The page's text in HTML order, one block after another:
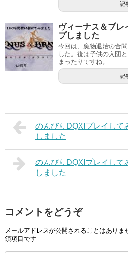
記
ヴィーナス＆ブレ
プしました
今回は、魔物退治の合
した。後は子供の入団
まったりですね。
記
のんびりDQXIプレイし
しました
のんびりDQXIプレイし
しました
コメントをどうぞ
メールアドレスが公開されることはありま
須項目です